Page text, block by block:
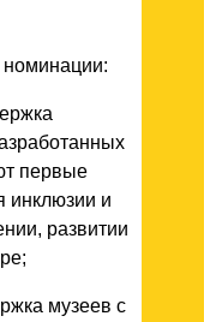
номинации:
первые
инклюзии и
развитии
музеев с